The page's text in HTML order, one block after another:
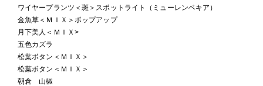
ワイヤープランツ＜斑＞スポットライト（ミューレンベキア）
金魚草＜ＭＩＸ＞ポップアップ
月下美人＜ＭＩＸ>
五色カズラ
松葉ボタン＜ＭＩＸ＞
松葉ボタン＜ＭＩＸ＞
朝倉 山椒